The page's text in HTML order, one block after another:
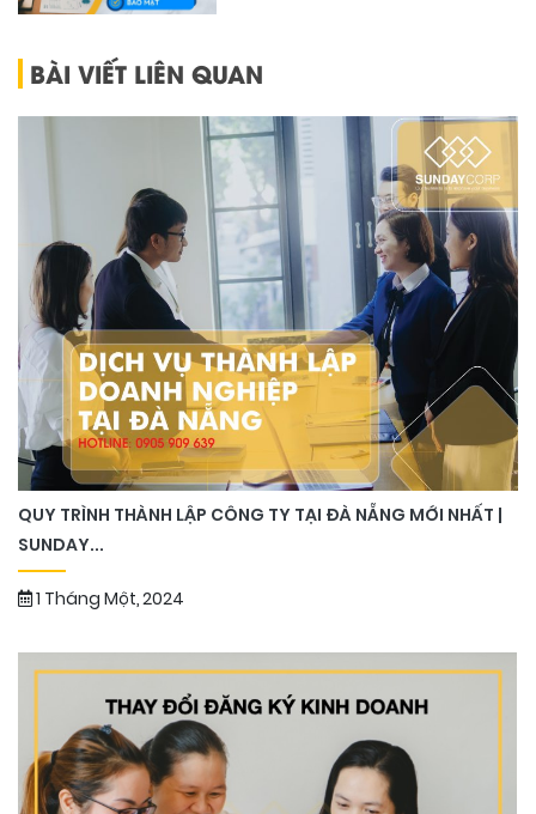
BÀI VIẾT LIÊN QUAN
QUY TRÌNH THÀNH LẬP CÔNG TY TẠI ĐÀ NẴNG MỚI NHẤT |
SUNDAY...
1 Tháng Một, 2024